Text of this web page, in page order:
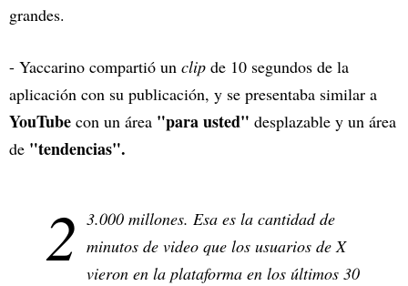
grandes.
- Yaccarino compartió un clip de 10 segundos de la
aplicación con su publicación, y se presentaba similar a
YouTube con un área "para usted" desplazable y un área
de "tendencias".
2 3.000 millones. Esa es la cantidad de
minutos de video que los usuarios de X
vieron en la plataforma en los últimos 30